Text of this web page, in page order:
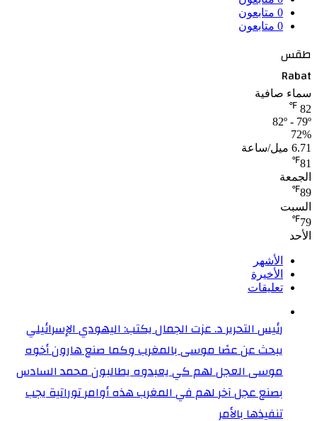
0 متابعون
0 متابعون
طقس
Rabat
سماء صافية
82
℉
82º - 79º
72%
6.71 ميل/ساعة
81
℉
الجمعة
89
℉
السبت
79
℉
الأحد
الأشهر
الأخيرة
تعليقات
رئيس التحرير د. عزت الجمال يكتب: اليهودي الإسرائيلي
يبحث عن عصًا موسى بالمغرب وكما صنع هارون أخوه
موسى العجل لهم كي يعبدوه يطالبون محمد السادس
بصنع عجل آخر لهم في المغرب هذه أوامر توراتية يجب
تنفيذها بالأمر